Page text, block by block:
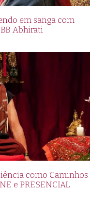
em sanga com
Abhirati
como Caminhos
e PRESENCIAL